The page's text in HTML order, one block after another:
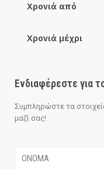
Χρονιά από
Χρονιά μέχρι
Ενδιαφέρεστε για
Συμπληρώστε τα
μαζί σας!